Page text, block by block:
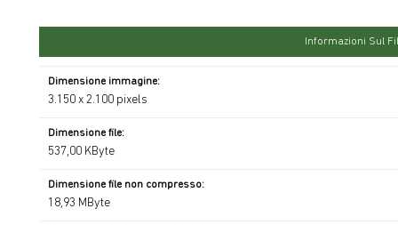
Informazioni Sul
Dimensione immagine:
3.150 x 2.100 pixels
Dimensione file:
537,00 KByte
Dimensione file non compresso:
18,93 MByte